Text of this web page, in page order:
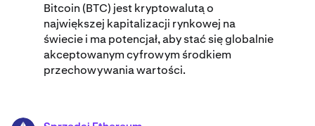
Bitcoin (BTC) jest kryptowalutą o
największej kapitalizacji rynkowej na
świecie i ma potencjał, aby stać się globalnie
akceptowanym cyfrowym środkiem
przechowywania wartości.